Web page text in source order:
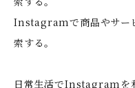
Instagramで商品やサー
索する。
日常生活でInstagramを